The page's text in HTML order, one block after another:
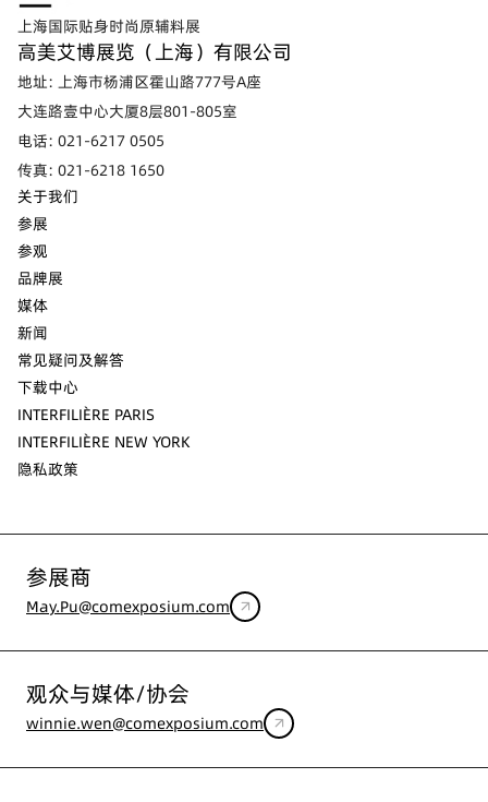
参展商
May.Pu@comexposium.com
观众与媒体/协会
winnie.wen@comexposium.com
上海国际贴身时尚原辅料展
高美艾博展览（上海）有限公司
地址: 上海市杨浦区霍山路777号A座
大连路壹中心大厦8层801-805室
电话: 021-6217 0505
传真: 021-6218 1650
关于我们
参展
参观
品牌展
媒体
新闻
常见疑问及解答
下载中心
INTERFILIÈRE PARIS
INTERFILIÈRE NEW YORK
隐私政策